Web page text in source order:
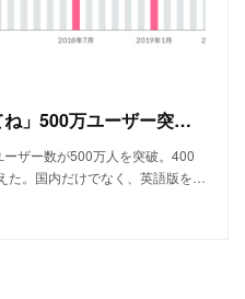
子供写真共有アプリ「みてね」500万ユーザー突破 海外でも伸びる（要約）
ザー数が500万人を突破。400
た。国内だけでなく、英語版を…